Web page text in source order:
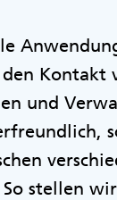
Kontakt
und
stellen